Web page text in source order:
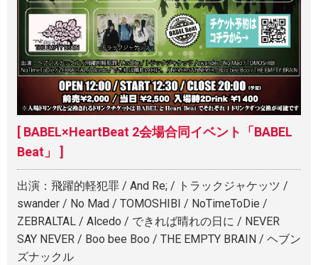
[ BABEL×HeartBeat 2会場合同イベント「BABEL
Beat」 ]
出演：飛躍的軽犯罪 / And Re; / トラックジャケッツ /
swander / No Mad / TOMOSHIBI / NoTimeToDie /
ZEBRALTAL / Alcedo / できれば晴れの日に / NEVER
SAY NEVER / Boo bee Boo / THE EMPTY BRAIN / ヘブン
ズナックル